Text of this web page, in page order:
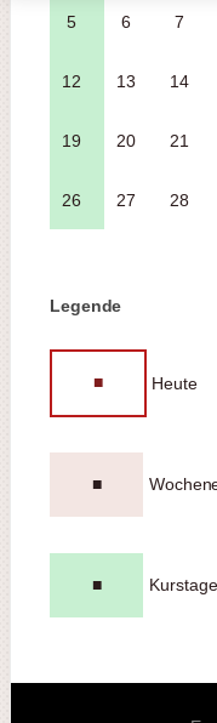
5 6 7
12 13 14
19 20 21
26 27 28
Legende
■ Heute
■
■ Kurstage